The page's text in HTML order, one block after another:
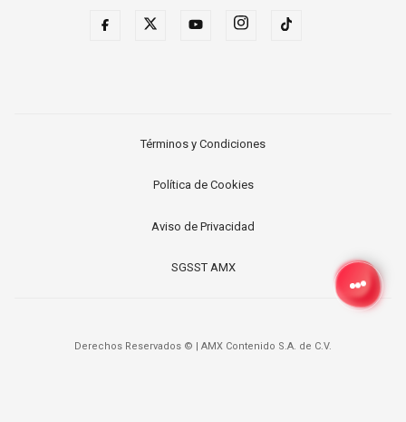
Términos y Condiciones
Política de Cookies
Aviso de Privacidad
SGSST AMX
Derechos Reservados © | AMX Contenido S.A. de C.V.